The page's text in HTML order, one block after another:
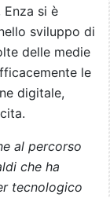
Enza si è
sviluppo di
delle medie
le
digitale,
al percorso
che ha
tecnologico